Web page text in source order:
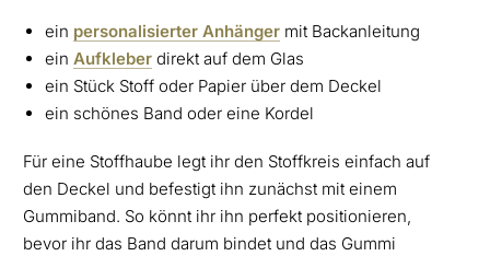
ein personalisierter Anhänger mit Backanleitung
ein Aufkleber direkt auf dem Glas
ein Stück Stoff oder Papier über dem Deckel
ein schönes Band oder eine Kordel
Für eine Stoffhaube legt ihr den Stoffkreis einfach auf
den Deckel und befestigt ihn zunächst mit einem
Gummiband. So könnt ihr ihn perfekt positionieren,
bevor ihr das Band darum bindet und das Gummi